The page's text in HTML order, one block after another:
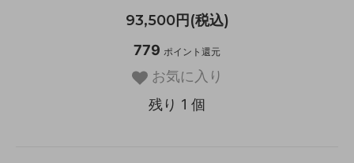
93,500円(税込)
779 ポイント還元
お気に入り
残り 1 個